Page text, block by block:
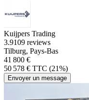
Kuijpers Trading
3.9109 reviews
Tilburg, Pays-Bas
41 800 €
50 578 € TTC (21%)
Envoyer un message